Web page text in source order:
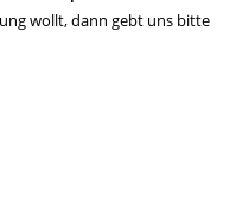
wollt, dann gebt uns bitte